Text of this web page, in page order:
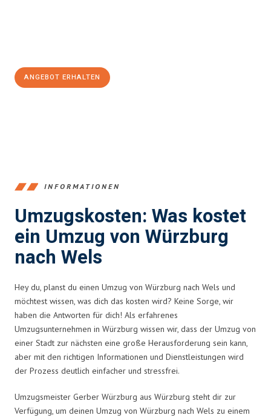
ANGEBOT ERHALTEN
INFORMATIONEN
Umzugskosten: Was kostet
ein Umzug von Würzburg
nach Wels
Hey du, planst du einen Umzug von Würzburg nach Wels und
möchtest wissen, was dich das kosten wird? Keine Sorge, wir
haben die Antworten für dich! Als erfahrenes
Umzugsunternehmen in Würzburg wissen wir, dass der Umzug von
einer Stadt zur nächsten eine große Herausforderung sein kann,
aber mit den richtigen Informationen und Dienstleistungen wird
der Prozess deutlich einfacher und stressfrei.
Umzugsmeister Gerber Würzburg aus Würzburg steht dir zur
Verfügung, um deinen Umzug von Würzburg nach Wels zu einem